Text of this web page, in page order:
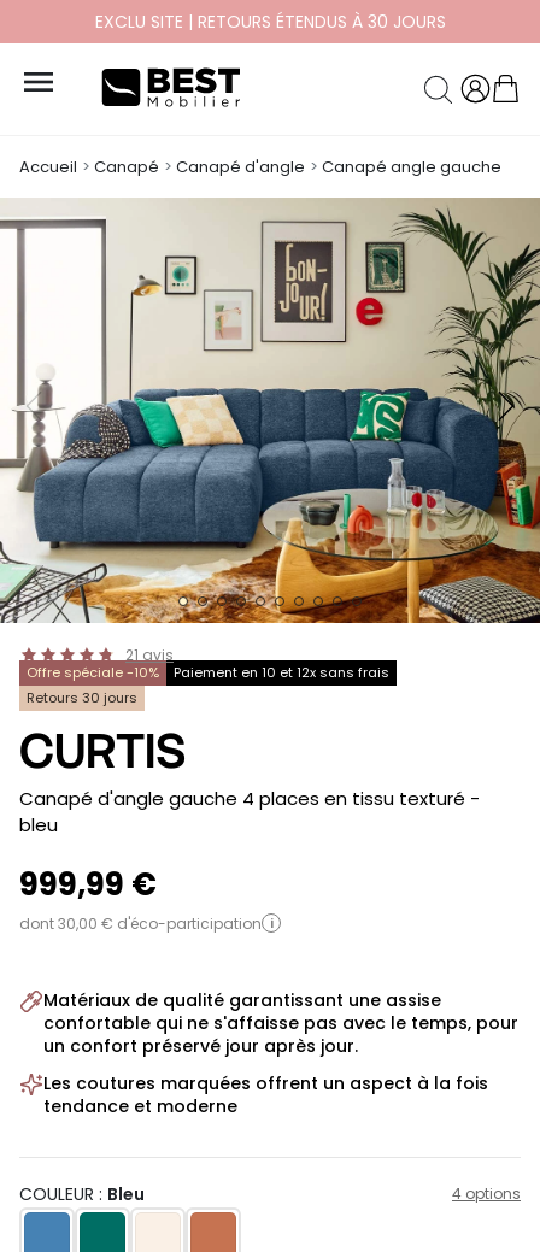
PAYEZ EN 10X ET 12X SANS FRAIS

Accueil Canapé Canapé d'angle Canapé angle gauche
21 avis
Offre spéciale -10%
Paiement en 10 et 12x sans frais
Retours 30 jours
CURTIS
-
Canapé d'angle gauche 4 places en tissu texturé -
bleu
999,99 €
dont 30,00 € d'éco-participation i
Matériaux de qualité garantissant une assise
confortable qui ne s'affaisse pas avec le temps, pour
un confort préservé jour après jour.
Les coutures marquées offrent un aspect à la fois
tendance et moderne
COULEUR : Bleu 4 options